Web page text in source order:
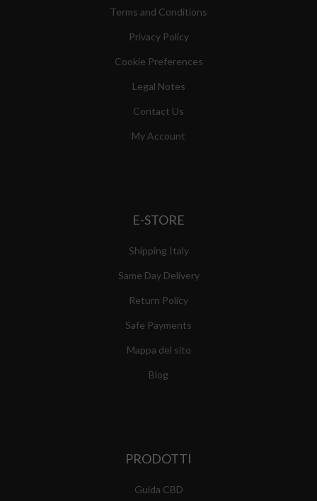
Terms and Conditions
Privacy Policy
Cookie Preferences
Legal Notes
Contact Us
My Account
E-STORE
Shipping Italy
Same Day Delivery
Return Policy
Safe Payments
Mappa del sito
Blog
PRODOTTI
Guida CBD